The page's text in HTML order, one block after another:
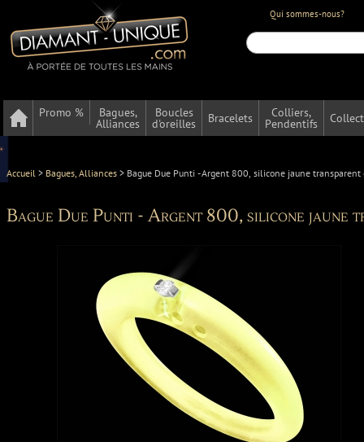
Qui sommes-nous?
Promo % Bagues,
Alliances
Boucles
d'oreilles Bracelets Colliers,
Pendentifs
Accueil > Bagues, Alliances > Bague Due Punti - Argent 800, silicone jaune
Bague Due Punti - Argent 800, silicone jaune